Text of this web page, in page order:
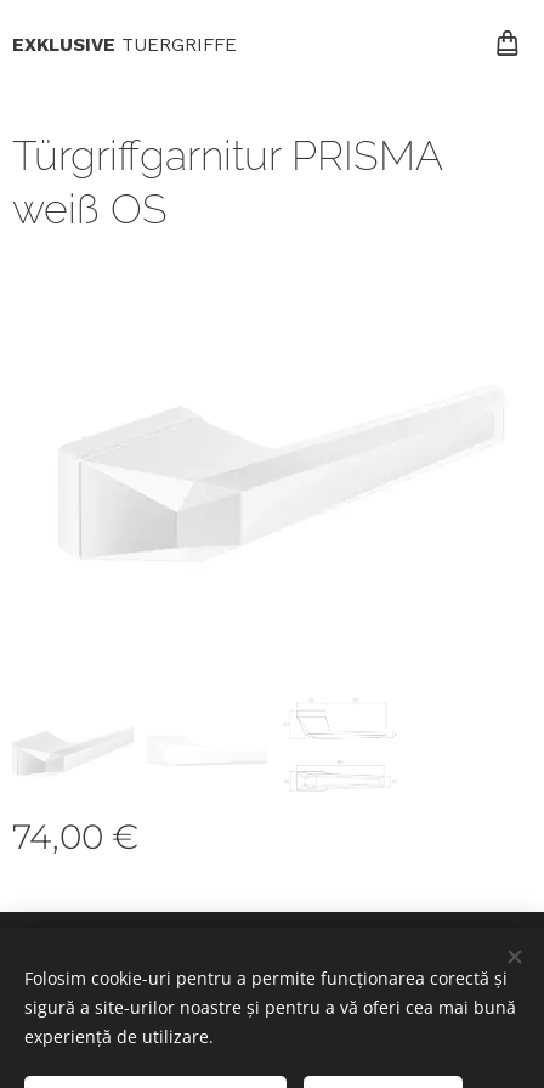
EXKLUSIVE TUERGRIFFE
Türgriffgarnitur PRISMA
weiß OS
74,00 €
Selectează
Folosim cookie-uri pentru a permite funcționarea corectă și
sigură a site-urilor noastre și pentru a vă oferi cea mai bună
experiență de utilizare.